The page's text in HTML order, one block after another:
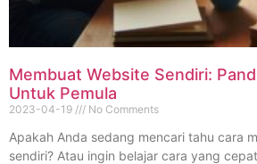
Membuat Website Sendiri:
Untuk Pemula
2023-04-19 No Comments
Apakah Anda sedang mencari tahu cara
sendiri? Atau ingin belajar cara yang